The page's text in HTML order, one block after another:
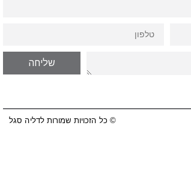
שליחה
© כל הזכויות שמורות לדליה סגל